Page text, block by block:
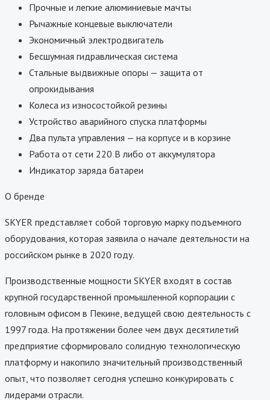
Прочные и легкие алюминиевые мачты
Рычажные концевые выключатели
Экономичный электродвигатель
Бесшумная гидравлическая система
Стальные выдвижные опоры — защита от
опрокидывания
Колеса из износостойкой резины
Устройство аварийного спуска платформы
Два пульта управления — на корпусе и в корзине
Работа от сети 220 В либо от аккумулятора
Индикатор заряда батареи
О бренде
SKYER представляет собой торговую марку подъемного
оборудования, которая заявила о начале деятельности на
российском рынке в 2020 году.
Производственные мощности SKYER входят в состав
крупной государственной промышленной корпорации с
головным офисом в Пекине, ведущей свою деятельность с
1997 года. На протяжении более чем двух десятилетий
предприятие сформировало солидную технологическую
платформу и накопило значительный производственный
опыт, что позволяет сегодня успешно конкурировать с
лидерами отрасли.